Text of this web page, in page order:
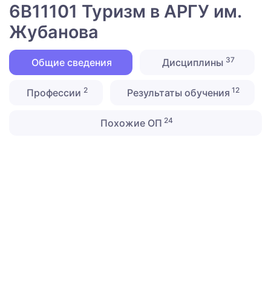
6B11101 Туризм в АРГУ им.
Жубанова
Общие сведения Дисциплины 37
Профессии 2 Результаты обучения 12
Похожие ОП 24